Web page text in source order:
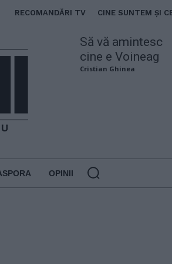
RECOMANDĂRI TV CINE SUNTEM ȘI
Să vă amintesc
cine e Voineag
Cristian Ghinea
OPINII